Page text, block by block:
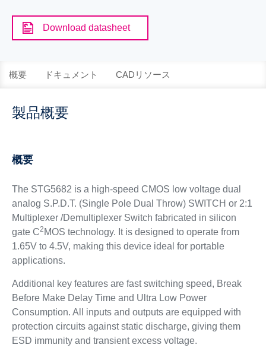
Download datasheet
概要 ドキュメント CADリソース
製品概要
概要
The STG5682 is a high-speed CMOS low voltage dual
analog S.P.D.T. (Single Pole Dual Throw) SWITCH or 2:1
Multiplexer /Demultiplexer Switch fabricated in silicon
gate C2 MOS technology. It is designed to operate from
1.65V to 4.5V, making this device ideal for portable
applications.
Additional key features are fast switching speed, Break
Before Make Delay Time and Ultra Low Power
Consumption. All inputs and outputs are equipped with
protection circuits against static discharge, giving them
ESD immunity and transient excess voltage.